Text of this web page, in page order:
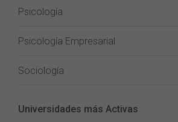
Psicología
Psicología Empresarial
Sociología
Universidades más Activas